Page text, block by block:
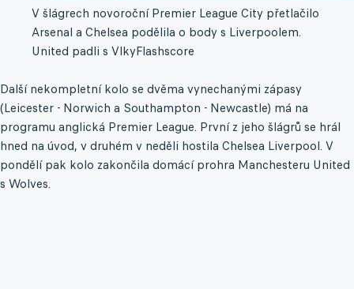
V šlágrech novoroční Premier League City přetlačilo
Arsenal a Chelsea podělila o body s Liverpoolem.
United padli s VlkyFlashscore
Další nekompletní kolo se dvěma vynechanými zápasy
(Leicester - Norwich a Southampton - Newcastle) má na
programu anglická Premier League. První z jeho šlágrů se hrál
hned na úvod, v druhém v neděli hostila Chelsea Liverpool. V
pondělí pak kolo zakončila domácí prohra Manchesteru United
s Wolves.